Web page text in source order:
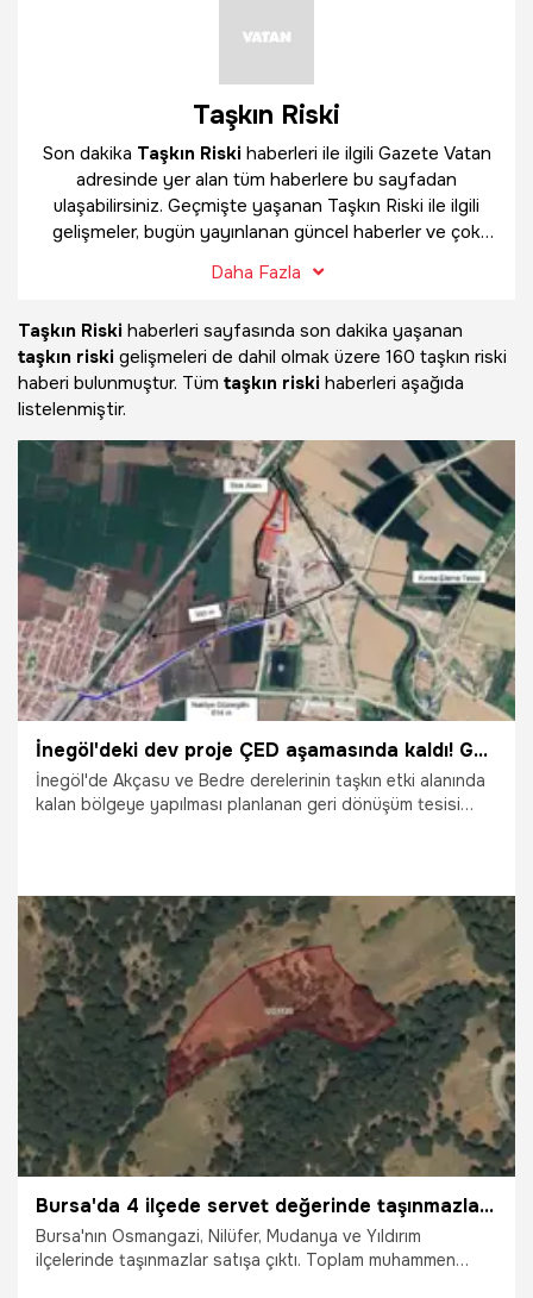
Taşkın Riski
Son dakika Taşkın Riski haberleri ile ilgili Gazete Vatan
adresinde yer alan tüm haberlere bu sayfadan
ulaşabilirsiniz. Geçmişte yaşanan Taşkın Riski ile ilgili
gelişmeler, bugün yayınlanan güncel haberler ve çok
bulabilirsiniz.
Daha Fazla
Taşkın Riski haberleri sayfasında son dakika yaşanan
taşkın riski gelişmeleri de dahil olmak üzere 160 taşkın riski
haberi bulunmuştur. Tüm taşkın riski haberleri aşağıda
listelenmiştir.
İnegöl'deki dev proje ÇED aşamasında kaldı! Geri dönüşüm tesisi projesi resmen bitti
İnegöl'de Akçasu ve Bedre derelerinin taşkın etki alanında
kalan bölgeye yapılması planlanan geri dönüşüm tesisi
15.07.2026 Bursa
Bursa'da 4 ilçede servet değerinde taşınmazlar satılıyor: Parsel parsel belli oldu, işte toplam değeri
Bursa'nın Osmangazi, Nilüfer, Mudanya ve Yıldırım
ilçelerinde taşınmazlar satışa çıktı. Toplam muhammen